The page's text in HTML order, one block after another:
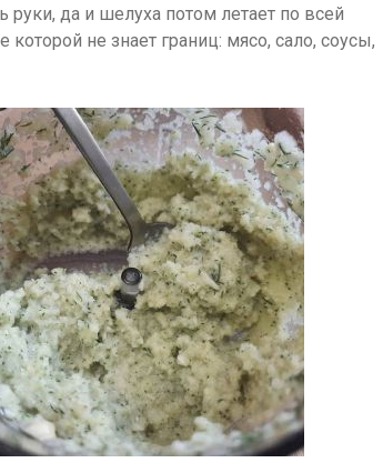
руки, да и шелуха потом летает по всей
не знает границ: мясо, сало, соусы,